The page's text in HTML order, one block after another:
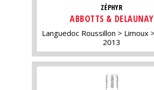
ZÉPHYR
ABBOTTS & DELAUNAY
Languedoc Roussillon Limoux
2013